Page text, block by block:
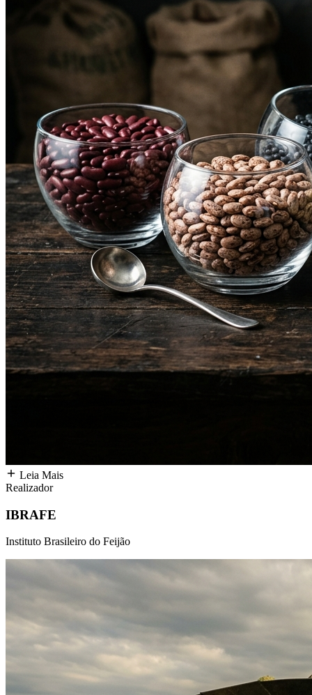
Leia Mais
Realizador
IBRAFE
Instituto Brasileiro do Feijão